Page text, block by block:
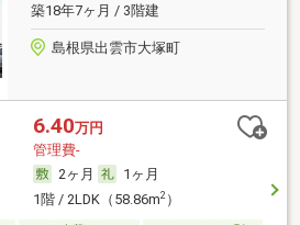
築18年7ヶ月 / 3階建
島根県出雲市大塚町
6.40万円
管理費-
2ヶ月
1ヶ月
1階 / 2LDK（58.86m2）